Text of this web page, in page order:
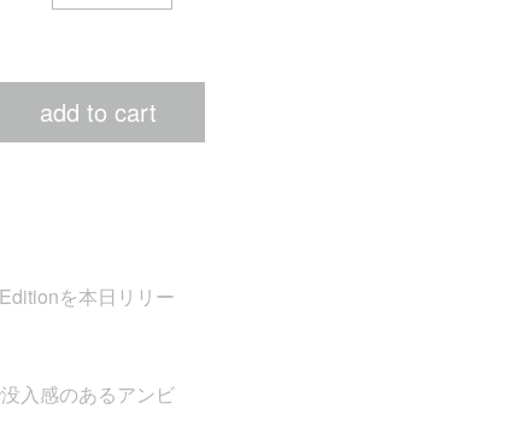
add to cart
を本日リリー
入感のあるアンビ